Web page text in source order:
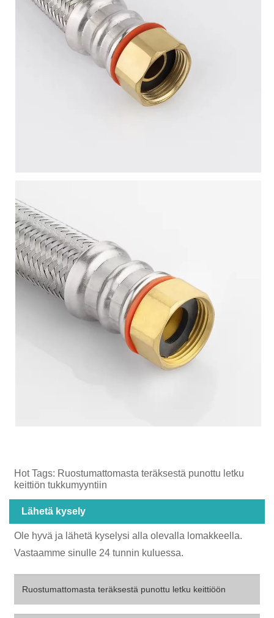
Hot Tags: Ruostumattomasta teräksestä punottu letku
keittiön tukkumyyntiin
Lähetä kysely
Ole hyvä ja lähetä kyselysi alla olevalla lomakkeella.
Vastaamme sinulle 24 tunnin kuluessa.